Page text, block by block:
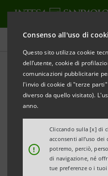
Consenso all'uso di
Questo sito utilizza cookie
dell’utente, cookie di
comunicazioni pubblicitarie
l'invio di cookie di "terze
diverso da quello visitato).
anno.
!
Cliccando sulla [x] di
acconsenti all’uso
potremo, perciò,
di navigazione, né
tue preferenze o i
Area Media
Settore
globali e
nel 2026